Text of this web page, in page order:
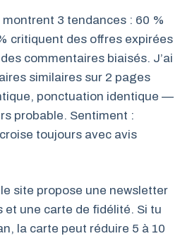
3 tendances : 60 %
critiquent des offres expirées
commentaires biaisés. J’ai
similaires sur 2 pages
ponctuation identique —
probable. Sentiment :
toujours avec avis
site propose une newsletter
une carte de fidélité. Si tu
la carte peut réduire 5 à 10